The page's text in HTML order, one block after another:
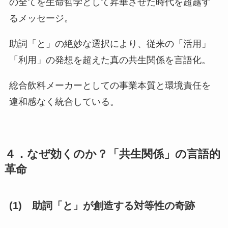
の全てを生命哲学として昇華させた時代を超越す
るメッセージ。
助詞「と」の絶妙な選択により、従来の「活用」
「利用」の発想を超えた真の共生関係を言語化。
総合飲料メーカーとしての事業本質と環境責任を
違和感なく統合している。
４．なぜ効くのか？「共生関係」の言語的
革命
(1) 助詞「と」が創造する対等性の奇跡